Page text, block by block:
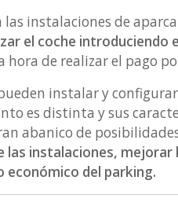
instalaciones de
el coche introduciendo
de realizar el pago
instalar y
es distinta y sus
abanico de
instalaciones, mejorar
económico del parking.